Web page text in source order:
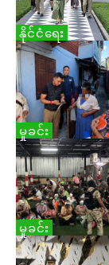
နိုင်ငံရေး
မှုခင်း
မှုခင်း